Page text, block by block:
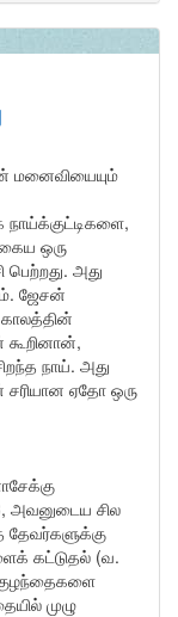
மனைவியையும்
நாய்க்குட்டிகளை,
ஒரு
பெற்றது. அது
ஜேசன்
நாய். அது
சரியான ஏதோ ஒரு
அவனுடைய சில
தேவர்களுக்கு
கட்டுதல் (வ.
முழு